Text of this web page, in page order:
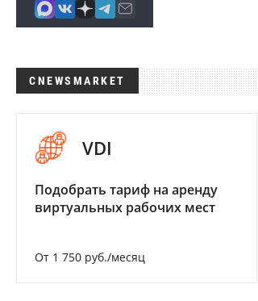
CNEWSMARKET
VDI
Подобрать тариф на аренду
виртуальных рабочих мест
От 1 750 руб./месяц